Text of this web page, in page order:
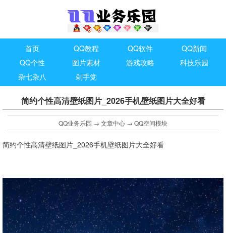
首页 QQ教程 QQ软件
QQ新闻
QQ个性
图片素材 游戏攻略
科技乐园
杂七杂八
剁手党
简约个性高清壁纸图片_2026手机壁纸图片大全好看
QQ业务乐园 → 文章中心 → QQ空间模块
简约个性高清壁纸图片_2026手机壁纸图片大全好看